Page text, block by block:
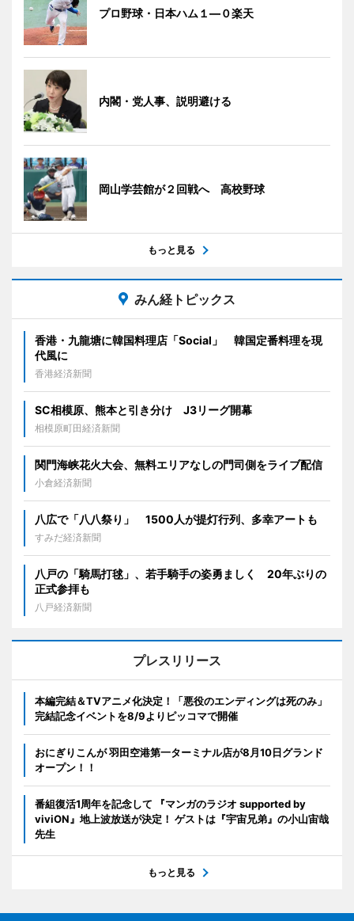
プロ野球・日本ハム１―０楽天
内閣・党人事、説明避ける
岡山学芸館が２回戦へ 高校野球
もっと見る
みん経トピックス
香港・九龍塘に韓国料理店「Social」 韓国定番料理を現
代風に
香港経済新聞
SC相模原、熊本と引き分け J3リーグ開幕
相模原町田経済新聞
関門海峡花火大会、無料エリアなしの門司側をライブ配信
小倉経済新聞
八広で「八八祭り」 1500人が提灯行列、多幸アートも
すみだ経済新聞
八戸の「騎馬打毬」、若手騎手の姿勇ましく 20年ぶりの
正式参拝も
八戸経済新聞
プレスリリース
本編完結＆TVアニメ化決定！「悪役のエンディングは死のみ」
完結記念イベントを8/9よりピッコマで開催
おにぎりこんが 羽田空港第一ターミナル店が8月10日グランド
オープン！！
番組復活1周年を記念して 『マンガのラジオ supported by
viviON』地上波放送が決定！ ゲストは『宇宙兄弟』の小山宙哉
先生
もっと見る